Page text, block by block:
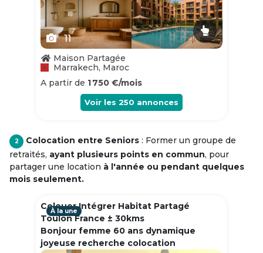
11
Maison Partagée
Marrakech, Maroc
A partir de 1 750 €/mois
Voir les 250 annonces
2 Colocation entre Seniors : Former un groupe de
retraités, ayant plusieurs points en commun, pour
partager une location à l'année ou pendant quelques
mois seulement.
Colouer Intégrer Habitat Partagé
Toulon France ± 30kms
Bonjour femme 60 ans dynamique
joyeuse recherche colocation
À la une